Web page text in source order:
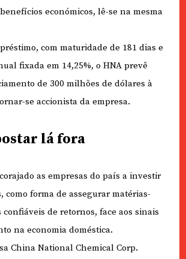
económicos, lê-se na mesma
com maturidade de 181 dias e
fixada em 14,25%, o HNA prevê
de 300 milhões de dólares à
se accionista da empresa.
lá fora
as empresas do país a investir
como forma de assegurar matérias-
de retornos, face aos sinais
na economia doméstica.
China National Chemical Corp.